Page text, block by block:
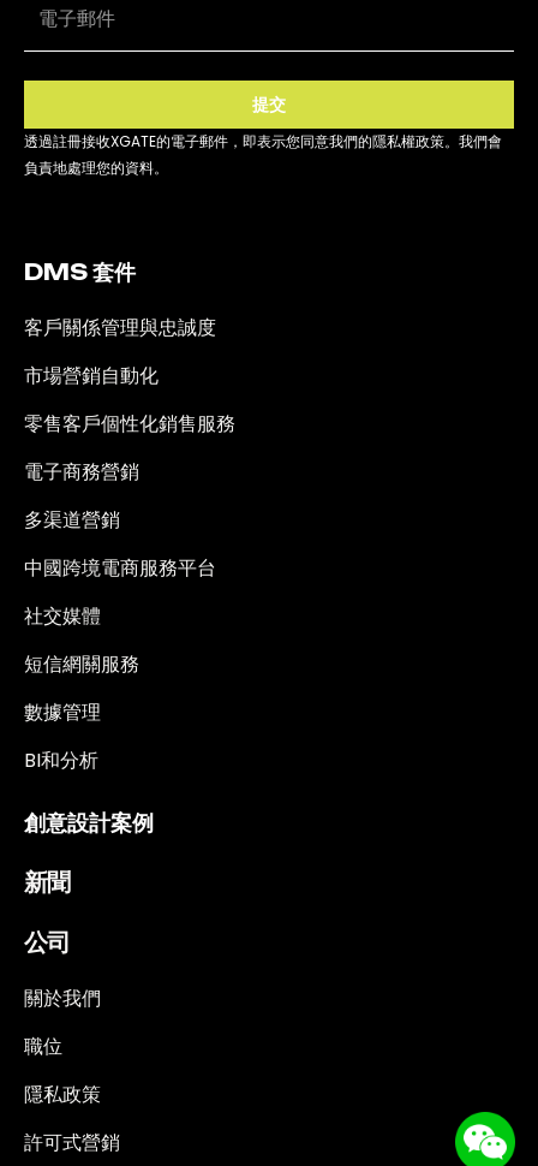
提交
透過註冊接收XGATE的電子郵件，即表示您同意我們的隱私權政策。我們會
負責地處理您的資料。
DMS 套件
客戶關係管理與忠誠度
市場營銷自動化
零售客戶個性化銷售服務
電子商務營銷
多渠道營銷
中國跨境電商服務平台
社交媒體
短信網關服務
數據管理
BI和分析
創意設計案例
新聞
公司
關於我們
職位
隱私政策
許可式營銷